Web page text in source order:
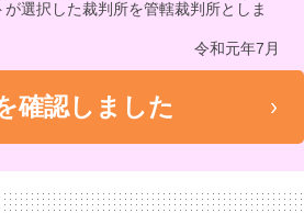
選択した裁判所を管轄裁判所としま
令和元年7月